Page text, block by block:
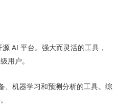
AI 平台。强大而灵活的工具，
用户。
、机器学习和预测分析的工具。综